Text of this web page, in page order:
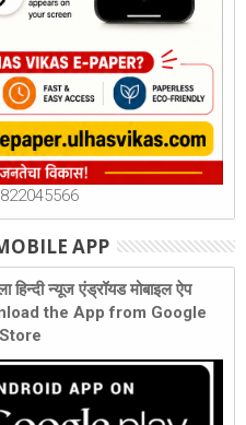
APP
हिन्दी न्यूज एंड्रॉयड मोबाइल ऐप
the App from Google